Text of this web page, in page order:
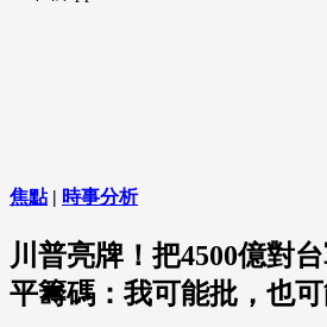
焦點| 時事分析
川普亮牌！把4500億對
平籌碼：我可能批，也